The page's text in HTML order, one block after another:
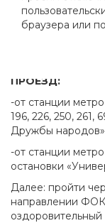
браузера или
г. Москва, ул.
ПРОЕЗД:
-от станции
196, 226, 250, 261,
Дружбы
-от станции
остановки
Далее: пройти
направлении